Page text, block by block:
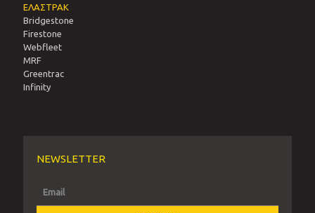
ΕΛΑΣΤΡΑΚ
Bridgestone
Firestone
Webfleet
MRF
Greentrac
Infinity
NEWSLETTER